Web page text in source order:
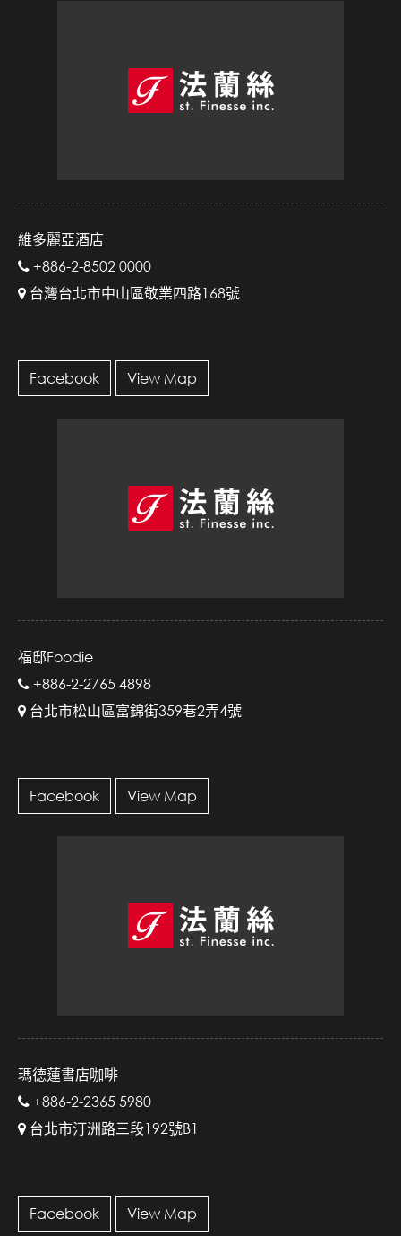
維多麗亞酒店
+886-2-8502 0000
台灣台北市中山區敬業四路168號
Facebook View Map
福邸Foodie
+886-2-2765 4898
台北市松山區富錦街359巷2弄4號
Facebook View Map
瑪德蓮書店咖啡
+886-2-2365 5980
台北市汀洲路三段192號B1
Facebook View Map